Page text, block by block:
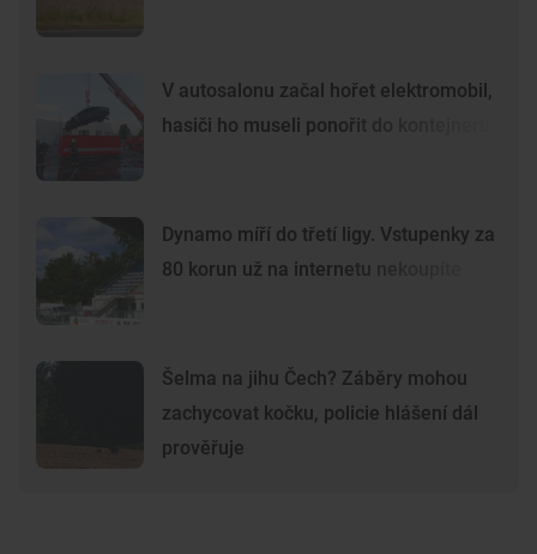
V autosalonu začal hořet elektromobil,
hasiči ho museli ponořit do kontejneru
Dynamo míří do třetí ligy. Vstupenky za
80 korun už na internetu nekoupíte
Šelma na jihu Čech? Záběry mohou
zachycovat kočku, policie hlášení dál
prověřuje